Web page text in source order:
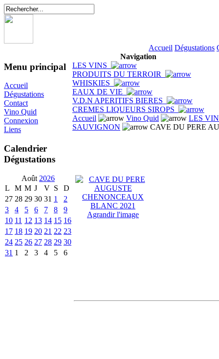
Accueil Dégustations
Menu principal
Accueil
Dégustations
Contact
Vino Quid
Connexion
Liens
Calendrier
Dégustations
Août 2026
L
M M J V S
D
27 28 29 30 31 1
2
3
4 5 6 7 8
9
10 11 12 13 14 15 16
17 18 19 20 21 22 23
24 25 26 27 28 29 30
31 1 2 3 4 5 6
Navigation
LES VINS
PRODUITS DU TERROIR
WHISKIES
EAUX DE VIE
V.D.N APERITIFS BIERES
CREMES LIQUEURS SIROPS
Accueil
Vino Quid
LES
SAUVIGNON
CAVE DU PERE
Agrandir l'image